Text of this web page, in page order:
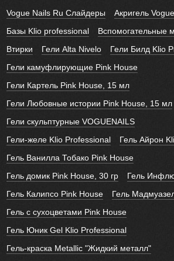
Vogue Nails Ru Слайдеры
Акригель
Базы Klio professional
Вспомогательные
Втирки
Гели Alta Nivelo
Гели Билд Klio
Гели камуфлирующие Pink House
Гели Картель Pink House, 15 мл
Гели Любовные истории Pink House, 15 мл
Гели скульптурные VOGUENAILS
Гели-желе Klio Professional
Гель Айрон
Гель Ванилла Тобако Pink House
Гель домик Pink House, 30 гр
Гель
Гель Калипсо Pink House
Гель
Гель с сухоцветами Pink House
Гель Юник Gel Klio Professional
Гель-краска Metallic "Жидкий металл"